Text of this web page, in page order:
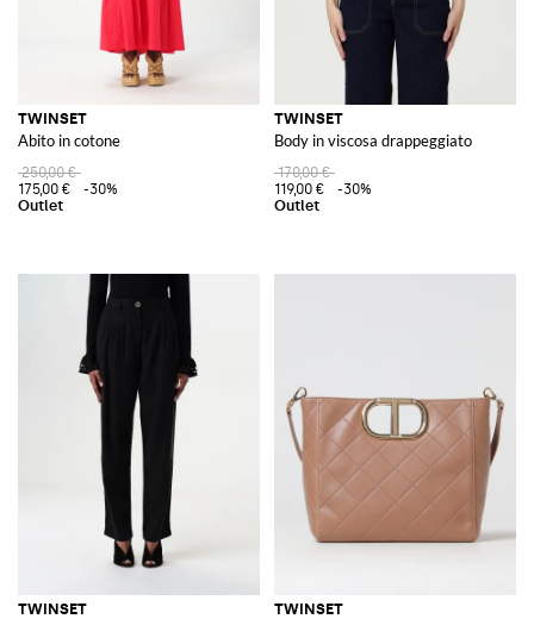
TWINSET
Abito in cotone
250,00 €
175,00 €
-30%
TWINSET
Body in viscosa drappeggiato
170,00 €
119,00 €
-30%
TWINSET TWINSET